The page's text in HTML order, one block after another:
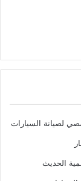
لصيانة السيارات
الحديث